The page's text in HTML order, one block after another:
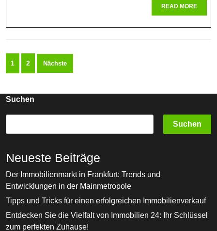
READ MOREREAD
MORE
Seitennummerierung
der
1 2 Nächste
Suchen
Suchen
Neueste Beiträge
Der Immobilienmarkt in Frankfurt: Trends und
Entwicklungen in der Mainmetropole
Tipps und Tricks für einen erfolgreichen Immobilienverkauf
Entdecken Sie die Vielfalt von Immobilien 24: Ihr Schlüssel
zum perfekten Zuhause!